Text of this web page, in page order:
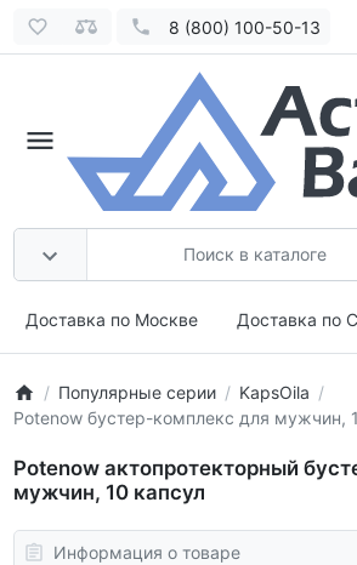
8 (800) 100-50-13
Доставка по Москве Доставка по
Популярные серии
KapsOila
Potenow бустер-комплекс для мужчин,
Potenow актопротекторный
мужчин, 10 капсул
Информация о товаре